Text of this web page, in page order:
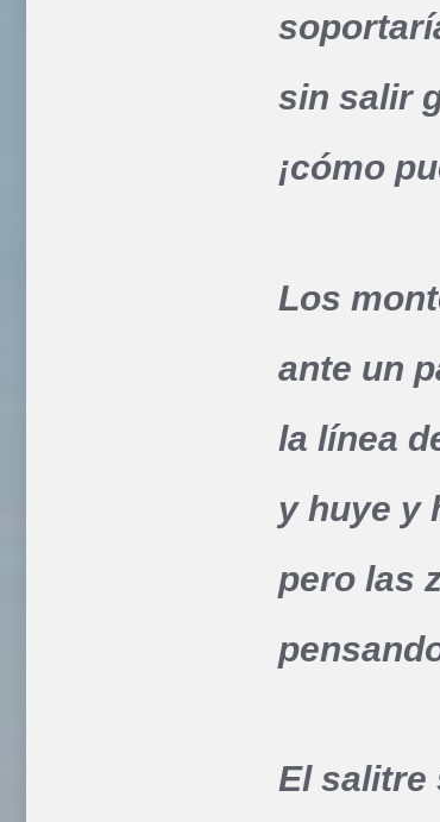
sin salir
¡cómo
Los
ante un
la línea
y huye y
pero las
El salitre